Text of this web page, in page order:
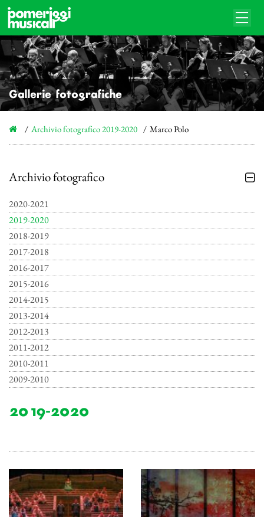
Gallerie fotografiche
Archivio fotografico 2019-2020 Marco Polo
Archivio fotografico
2020-2021
2019-2020
2018-2019
2017-2018
2016-2017
2015-2016
2014-2015
2013-2014
2012-2013
2011-2012
2010-2011
2009-2010
2019-2020